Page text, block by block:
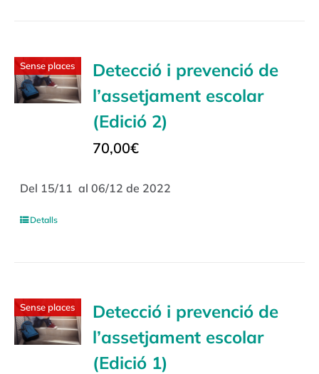
Sense places
Detecció i prevenció de
l’assetjament escolar
(Edició 2)
70,00€
Del 15/11 al 06/12 de 2022
Detalls
Sense places
Detecció i prevenció de
l’assetjament escolar
(Edició 1)